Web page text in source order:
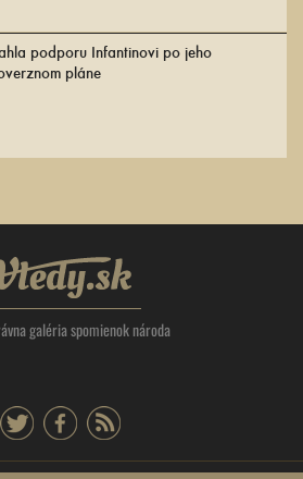
podporu Infantinovi po jeho
pláne
Vtedy.sk
galéria spomienok národa
twitterfacebook
rss